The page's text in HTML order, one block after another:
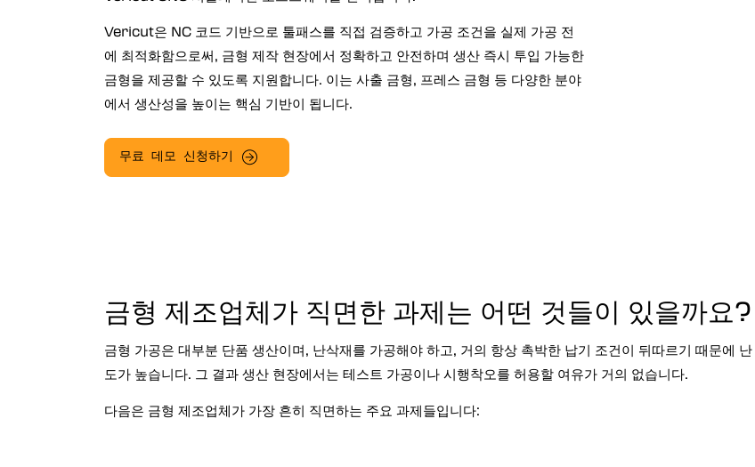
Vericut은 NC 코드 기반으로 툴패스를 직접 검증하고 가공 조건을 실제 가공 전
에 최적화함으로써, 금형 제작 현장에서 정확하고 안전하며 생산 즉시 투입 가능한
금형을 제공할 수 있도록 지원합니다. 이는 사출 금형, 프레스 금형 등 다양한 분야
에서 생산성을 높이는 핵심 기반이 됩니다.
무료 데모 신청하기
금형 제조업체가 직면한 과제는 어떤 것들이 있을까요?
금형 가공은 대부분 단품 생산이며, 난삭재를 가공해야 하고, 거의 항상 촉박한 납기 조건이 뒤따르기 때문에 난
도가 높습니다. 그 결과 생산 현장에서는 테스트 가공이나 시행착오를 허용할 여유가 거의 없습니다.
다음은 금형 제조업체가 가장 흔히 직면하는 주요 과제들입니다: